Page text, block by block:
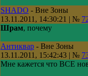
SHADO - Вне Зоны
13.11.2011, 14:30:21 | №
Шрам, почему
Антиквар - Вне Зоны
13.11.2011, 15:42:43 | №
Мне кажется что ВСЕ